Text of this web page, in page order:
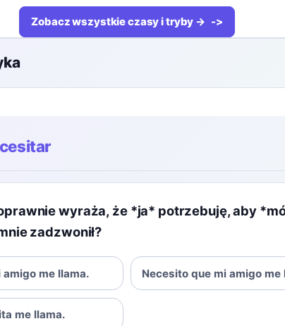
Zobacz wszystkie czasy i tryby →
wyraża, że *ja* potrzebuję, aby
zadzwonił?
me llama. Necesito que mi amigo me
me llama.